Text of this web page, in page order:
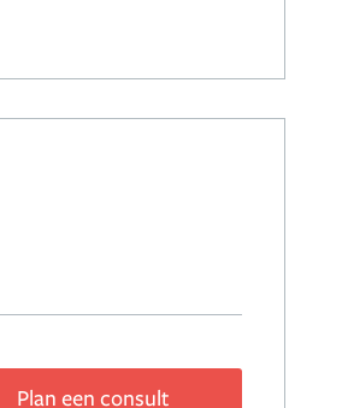
Plan een consult